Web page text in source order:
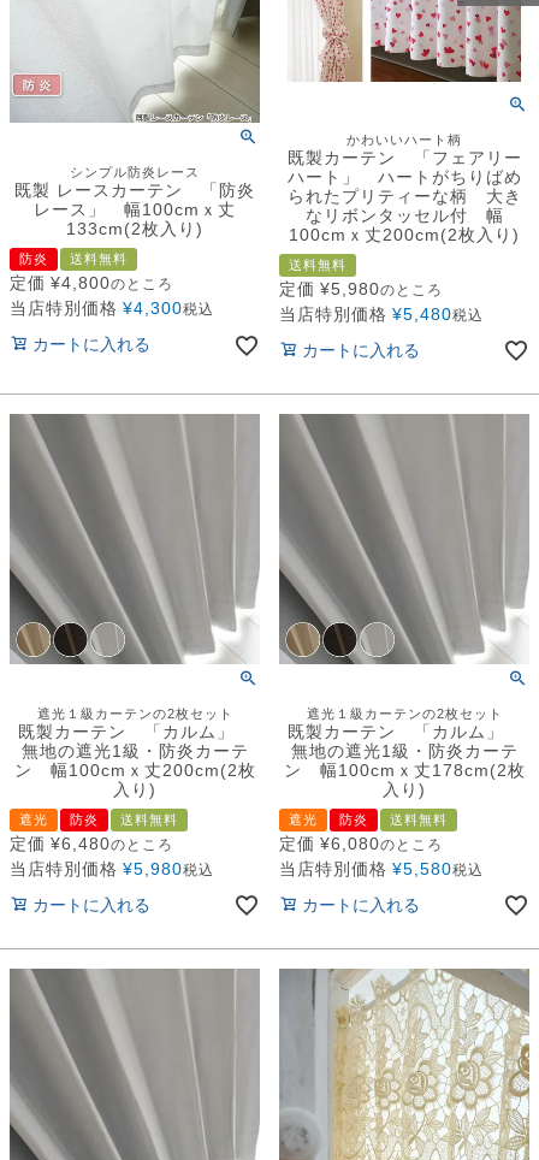
シンプル防炎レース
既製 レースカーテン 「防炎
レース」 幅100cmｘ丈
133cm(2枚入り)
防炎 送料無料
定価 ¥4,800のところ
当店特別価格 ¥4,300税込
カートに入れる
かわいいハート柄
既製カーテン 「フェアリー
ハート」 ハートがちりばめ
られたプリティーな柄 大き
なリボンタッセル付 幅
100cmｘ丈200cm(2枚入り)
送料無料
定価 ¥5,980のところ
当店特別価格 ¥5,480税込
カートに入れる
遮光１級カーテンの2枚セット
既製カーテン 「カルム」
無地の遮光1級・防炎カーテ
ン 幅100cmｘ丈200cm(2枚
入り)
遮光 防炎 送料無料
定価 ¥6,480のところ
当店特別価格 ¥5,980税込
カートに入れる
遮光１級カーテンの2枚セット
既製カーテン 「カルム」
無地の遮光1級・防炎カーテ
ン 幅100cmｘ丈178cm(2枚
入り)
遮光 防炎 送料無料
定価 ¥6,080のところ
当店特別価格 ¥5,580税込
カートに入れる